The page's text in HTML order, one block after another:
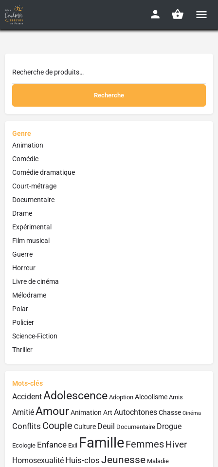
Recherche
Genre
Animation
Comédie
Comédie dramatique
Court-métrage
Documentaire
Drame
Expérimental
Film musical
Guerre
Horreur
Livre de cinéma
Mélodrame
Polar
Policier
Science-Fiction
Thriller
Mots-clés
AccidentAdolescence Adoption Alcoolisme Amis
AmitiéAmourAnimation Art AutochtonesChasse Cinéma
Conflits Couple Culture Deuil Documentaire Drogue
Ecologie Enfance Exil FamilleFemmesHiver
Homosexualité Huis-clos Jeunesse Maladie